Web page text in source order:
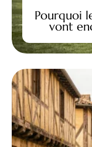
Pourquoi
vont